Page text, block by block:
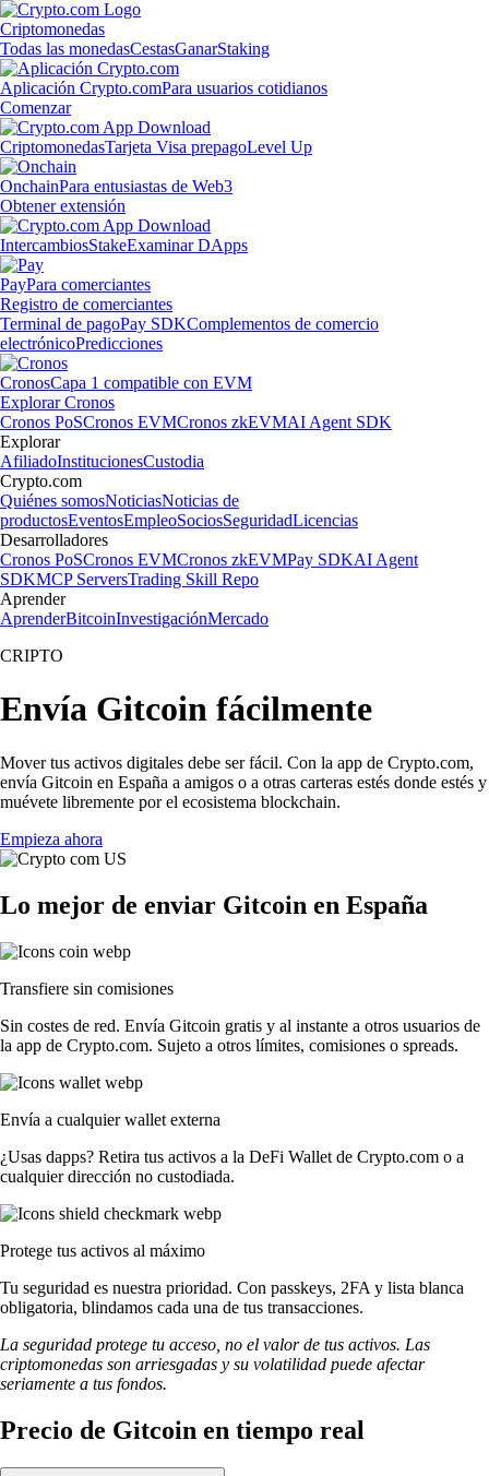
Criptomonedas
Todas las monedasCestasGanarStaking
Aplicación Crypto.comPara usuarios cotidianos
Comenzar
CriptomonedasTarjeta Visa prepagoLevel Up
OnchainPara entusiastas de Web3
Obtener extensión
IntercambiosStakeExaminar DApps
PayPara comerciantes
Registro de comerciantes
Terminal de pagoPay SDKComplementos de comercio
electrónicoPredicciones
CronosCapa 1 compatible con EVM
Explorar Cronos
Cronos PoSCronos EVMCronos zkEVMAI Agent SDK
Explorar
AfiliadoInstitucionesCustodia
Crypto.com
Quiénes somosNoticiasNoticias de
productosEventosEmpleoSociosSeguridadLicencias
Desarrolladores
Cronos PoSCronos EVMCronos zkEVMPay SDKAI Agent
SDKMCP ServersTrading Skill Repo
Aprender
AprenderBitcoinInvestigaciónMercado
CRIPTO
Envía Gitcoin fácilmente
Mover tus activos digitales debe ser fácil. Con la app de Crypto.com,
envía Gitcoin en España a amigos o a otras carteras estés donde estés y
muévete libremente por el ecosistema blockchain.
Empieza ahora
Lo mejor de enviar Gitcoin en España
Transfiere sin comisiones
Sin costes de red. Envía Gitcoin gratis y al instante a otros usuarios de
la app de Crypto.com. Sujeto a otros límites, comisiones o spreads.
Envía a cualquier wallet externa
¿Usas dapps? Retira tus activos a la DeFi Wallet de Crypto.com o a
cualquier dirección no custodiada.
Protege tus activos al máximo
Tu seguridad es nuestra prioridad. Con passkeys, 2FA y lista blanca
obligatoria, blindamos cada una de tus transacciones.
La seguridad protege tu acceso, no el valor de tus activos. Las
criptomonedas son arriesgadas y su volatilidad puede afectar
seriamente a tus fondos.
Precio de Gitcoin en tiempo real